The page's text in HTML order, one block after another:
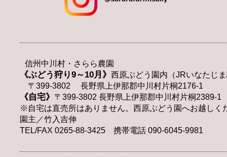
信州中川村・さらら農園
《ぶどう狩り9～10月》 西原ぶどう園内（JRいなたじ
〒399-3802 長野県上伊那郡中川村片桐2176-1
《自宅》 〒399-3802 長野県上伊那郡中川村片桐2389-1
※自宅は直売所はありません。西原ぶどう園へお越しく
園主／竹入吉伸
TEL/FAX 0265-88-3425 携帯電話 090-6045-9981